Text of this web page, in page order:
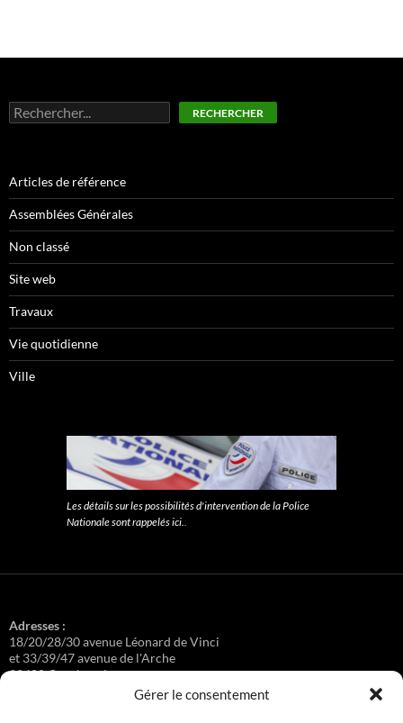
Gérer le consentement
Rechercher RECHERCHER
Articles de référence
Assemblées Générales
Non classé
Site web
Travaux
Vie quotidienne
Ville
Les détails sur les possibilités d'intervention de la Police
Nationale sont rappelés ici..
Adresses :
18/20/28/30 avenue Léonard de Vinci
et 33/39/47 avenue de l'Arche
92400 Courbevoie